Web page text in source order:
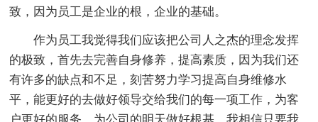
致，因为员工是企业的根，企业的基础。
作为员工我觉得我们应该把公司人之杰的理念发挥
的极致，首先去完善自身修养，提高素质，因为我们还
有许多的缺点和不足，刻苦努力学习提高自身维修水
平，能更好的去做好领导交给我们的每一项工作，为客